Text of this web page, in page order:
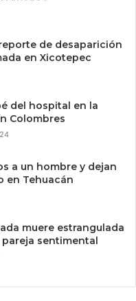
de desaparición
en Xicotepec
del hospital en la
Colombres
a un hombre y dejan
en Tehuacán
muere estrangulada
pareja sentimental